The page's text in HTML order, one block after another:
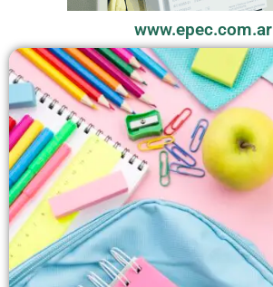
www.epec.com.ar